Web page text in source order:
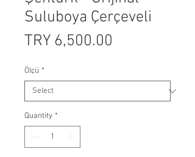
Suluboya Çerçeveli
TRY 6,500.00
Ölçü *
Quantity *